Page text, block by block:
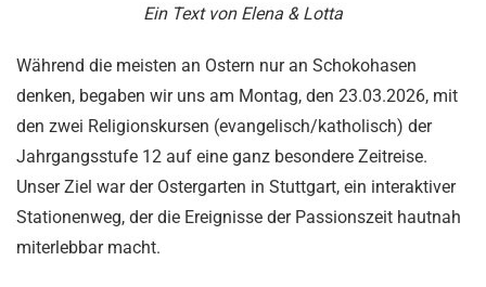
Ein Text von Elena & Lotta
Während die meisten an Ostern nur an Schokohasen
denken, begaben wir uns am Montag, den 23.03.2026, mit
den zwei Religionskursen (evangelisch/katholisch) der
Jahrgangsstufe 12 auf eine ganz besondere Zeitreise.
Unser Ziel war der Ostergarten in Stuttgart, ein interaktiver
Stationenweg, der die Ereignisse der Passionszeit hautnah
miterlebbar macht.